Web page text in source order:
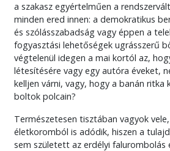
a szakasz egyértelműen a
minden ered innen: a demokratikus
és szólásszabadság vagy éppen a
fogyasztási lehetőségek ugrásszerű
végtelenül idegen a mai kortól az,
létesítésére vagy egy autóra éveket,
kelljen várni, vagy, hogy a banán ritka
boltok polcain?
Természetesen tisztában vagyok
életkoromból is adódik, hiszen a
sem született az erdélyi falurombolás